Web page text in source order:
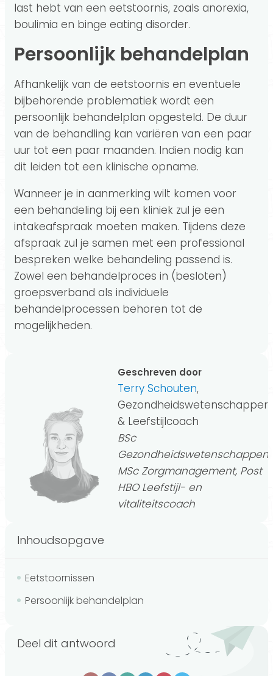
last hebt van een eetstoornis, zoals anorexia,
boulimia en binge eating disorder.
Persoonlijk behandelplan
Afhankelijk van de eetstoornis en eventuele
bijbehorende problematiek wordt een
persoonlijk behandelplan opgesteld. De duur
van de behandling kan variëren van een paar
uur tot een paar maanden. Indien nodig kan
dit leiden tot een klinische opname.
Wanneer je in aanmerking wilt komen voor
een behandeling bij een kliniek zul je een
intakeafspraak moeten maken. Tijdens deze
afspraak zul je samen met een professional
bespreken welke behandeling passend is.
Zowel een behandelproces in (besloten)
groepsverband als individuele
behandelprocessen behoren tot de
mogelijkheden.
Geschreven door
Terry Schouten,
Gezondheidswetenschapper
& Leefstijlcoach
BSc
Gezondheidswetenschappen,
MSc Zorgmanagement, Post
HBO Leefstijl- en
vitaliteitscoach
Inhoudsopgave
Eetstoornissen
Persoonlijk behandelplan
Deel dit antwoord